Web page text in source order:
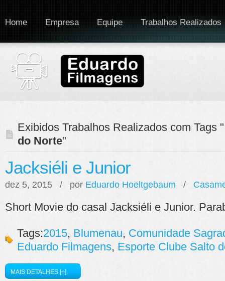
Home Empresa Equipe Trabalhos Realizados
Exibidos Trabalhos Realizados com Tags "
do Norte"
Jacksiéli e Junior
dez 5, 2015 / por Eduardo Hoeltgebaum /
Short Movie do casal Jacksiéli e Junior.
Tags:2015, Blumenau, Comunidade
Eduardo Filmagens, Esporte Clube Salto
MAIS DETALHES [+]